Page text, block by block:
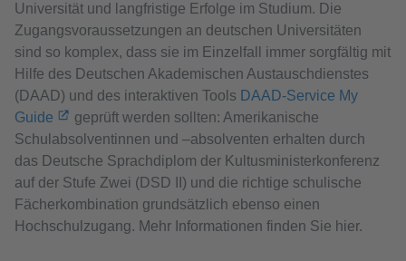
Universität und langfristige Erfolge im Studium. Die
Zugangsvoraussetzungen an deutschen Universitäten
sind so komplex, dass sie im Einzelfall immer sorgfältig mit
Hilfe des Deutschen Akademischen Austauschdienstes
(DAAD) und des interaktiven Tools DAAD-Service My
Guide
geprüft werden sollten: Amerikanische
Schulabsolventinnen und –absolventen erhalten durch
das Deutsche Sprachdiplom der Kultusministerkonferenz
auf der Stufe Zwei (DSD II) und die richtige schulische
Fächerkombination grundsätzlich ebenso einen
Hochschulzugang. Mehr Informationen finden Sie hier.